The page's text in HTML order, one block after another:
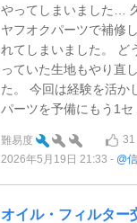
やってしまいました…
ヤフオクパーツで補修
れてしまいました。 ど
っていた生地もやり直
た。 今回は経験を活か
パーツを予備にもう1セ
難易度 31
2026年5月19日 21:33
@
オイル・フィルター